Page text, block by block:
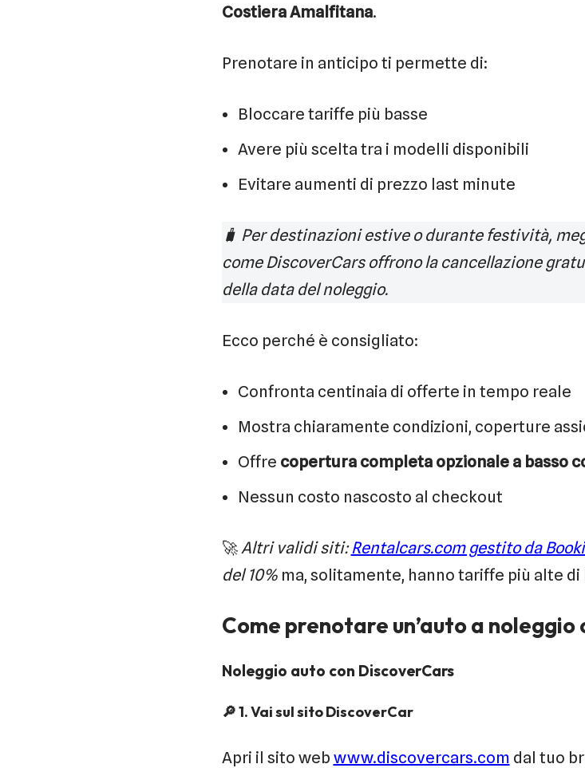
Costiera Amalfitana.
Prenotare in anticipo ti permette di:
Bloccare tariffe più basse
Avere più scelta tra i modelli disponibili
Evitare aumenti di prezzo last minute
🧳 Per destinazioni estive o durante festività,
come DiscoverCars offrono la cancellazione
della data del noleggio.
Ecco perché è consigliato:
Confronta centinaia di offerte in tempo reale
Mostra chiaramente condizioni, coperture
Offre copertura completa opzionale a basso
Nessun costo nascosto al checkout
🚀Altri validi siti:Rentalcars.com gestito da
del 10%ma, solitamente, hanno tariffe più alte di
Come prenotare un’auto a noleggio
Noleggio auto con DiscoverCars
🔎1. Vai sul sito DiscoverCar
Apri il sito web www.discovercars.com dal tuo